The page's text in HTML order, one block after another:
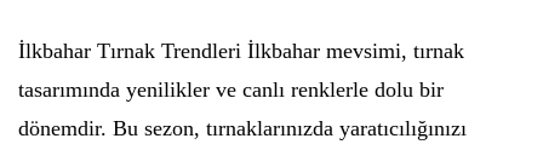
İlkbahar Tırnak Trendleri İlkbahar mevsimi, tırnak
tasarımında yenilikler ve canlı renklerle dolu bir
dönemdir. Bu sezon, tırnaklarınızda yaratıcılığınızı